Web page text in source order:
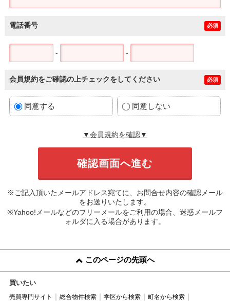
電話番号 必須
- -
会員規約をご確認の上チェックをしてください 必須
同意する 同意しない
▼会員規約を確認▼
※ご記入頂いたメールアドレス宛てに、お問合せ内容の確認メール
をお送りいたします。
※Yahoo!メールなどのフリーメールをご利用の場合、迷惑メールフ
ォルダに入る場合があります。
このページの先頭へ
買いたい
売買専門サイト 総合物件検索 学区から検索
町名から検索